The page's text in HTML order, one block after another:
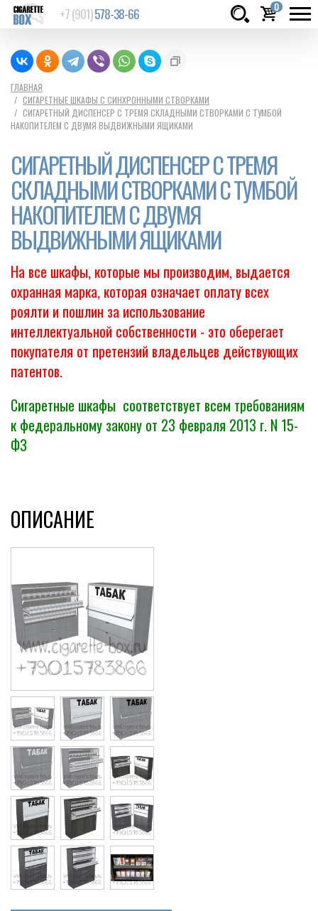
Cigarette
+7 (901)578-38-66 0
ГЛАВНАЯ
СИГАРЕТНЫЕ ШКАФЫ С СИНХРОННЫМИ СТВОРКАМИ
СИГАРЕТНЫЙ ДИСПЕНСЕР С ТРЕМЯ СКЛАДНЫМИ СТВОРКАМИ С ТУМБОЙ
НАКОПИТЕЛЕМ С ДВУМЯ ВЫДВИЖНЫМИ ЯЩИКАМИ
СИГАРЕТНЫЙ ДИСПЕНСЕР С ТРЕМЯ
СКЛАДНЫМИ СТВОРКАМИ С ТУМБОЙ
НАКОПИТЕЛЕМ С ДВУМЯ
ВЫДВИЖНЫМИ ЯЩИКАМИ
На все шкафы, которые мы производим, выдается
охранная марка, которая означает оплату всех
роялти и пошлин за использование
интеллектуальной собственности - это оберегает
покупателя от претензий владельцев действующих
патентов.
Сигаретные шкафы соответствует всем требованиям
к федеральному закону от 23 февраля 2013 г. N 15-
ФЗ
ОПИСАНИЕ